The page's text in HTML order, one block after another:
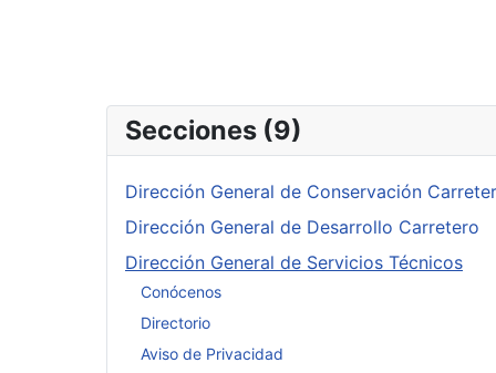
Secciones (9)
Dirección General de Conservación
Dirección General de Desarrollo Carretero
Dirección General de Servicios Técnicos
Conócenos
Directorio
Aviso de Privacidad